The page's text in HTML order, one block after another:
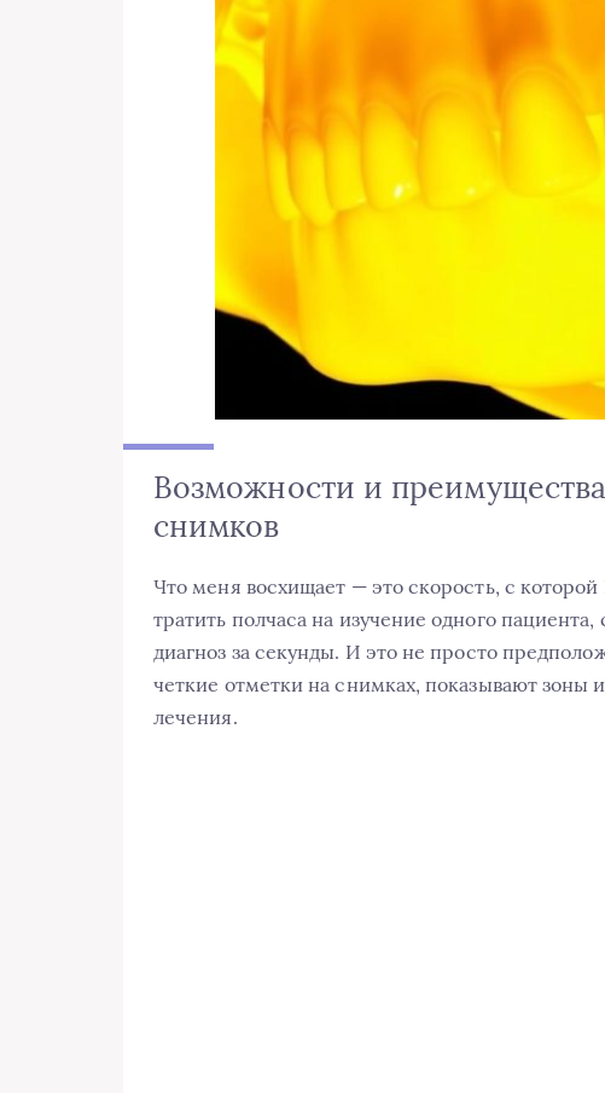
Возможности и
снимков
Что меня восхищает — это скорость, с
тратить полчаса на изучение одного
диагноз за секунды. И это не просто
четкие отметки на снимках, показывают зоны
лечения.